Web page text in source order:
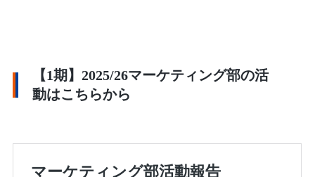
【1期】2025/26マーケティング部の活
動はこちらから